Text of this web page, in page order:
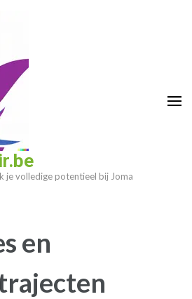
je volledige potentieel bij Joma
en